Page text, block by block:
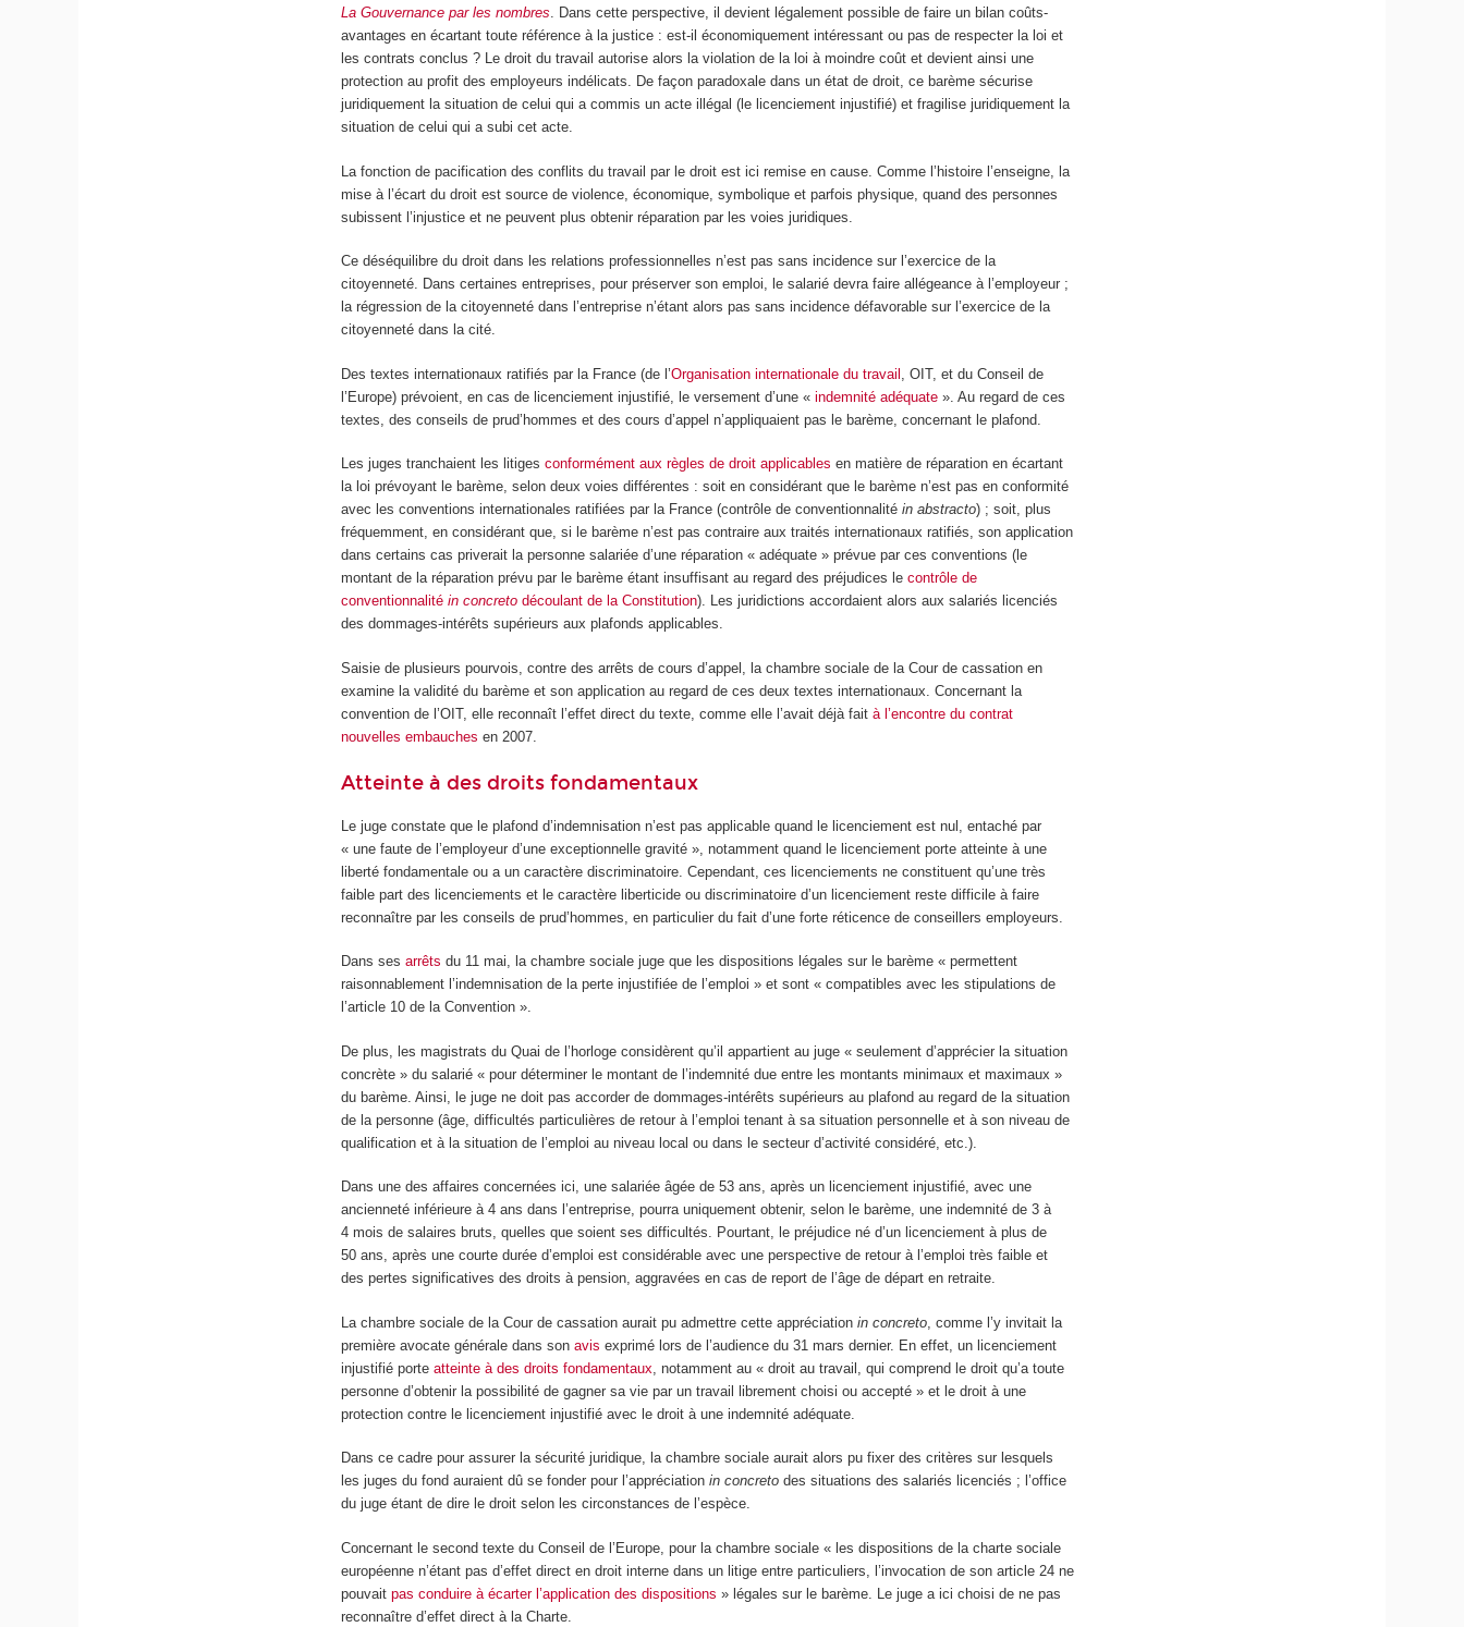
La Gouvernance par les nombres. Dans cette perspective, il devient légalement possible de faire un bilan coûts-
avantages en écartant toute référence à la justice : est-il économiquement intéressant ou pas de respecter la loi et
les contrats conclus ? Le droit du travail autorise alors la violation de la loi à moindre coût et devient ainsi une
protection au profit des employeurs indélicats. De façon paradoxale dans un état de droit, ce barème sécurise
juridiquement la situation de celui qui a commis un acte illégal (le licenciement injustifié) et fragilise juridiquement la
situation de celui qui a subi cet acte.
La fonction de pacification des conflits du travail par le droit est ici remise en cause. Comme l’histoire l’enseigne, la
mise à l’écart du droit est source de violence, économique, symbolique et parfois physique, quand des personnes
subissent l’injustice et ne peuvent plus obtenir réparation par les voies juridiques.
Ce déséquilibre du droit dans les relations professionnelles n’est pas sans incidence sur l’exercice de la
citoyenneté. Dans certaines entreprises, pour préserver son emploi, le salarié devra faire allégeance à l’employeur ;
la régression de la citoyenneté dans l’entreprise n’étant alors pas sans incidence défavorable sur l’exercice de la
citoyenneté dans la cité.
Des textes internationaux ratifiés par la France (de l’Organisation internationale du travail , OIT, et du Conseil de
l’Europe) prévoient, en cas de licenciement injustifié, le versement d’une «indemnité adéquate ». Au regard de ces
textes, des conseils de prud’hommes et des cours d’appel n’appliquaient pas le barème, concernant le plafond.
Les juges tranchaient les litigesconformément aux règles de droit applicables en matière de réparation en écartant
la loi prévoyant le barème, selon deux voies différentes : soit en considérant que le barème n’est pas en conformité
avec les conventions internationales ratifiées par la France (contrôle de conventionnalitéin abstracto) ; soit, plus
fréquemment, en considérant que, si le barème n’est pas contraire aux traités internationaux ratifiés, son application
dans certains cas priverait la personne salariée d’une réparation « adéquate » prévue par ces conventions (le
montant de la réparation prévu par le barème étant insuffisant au regard des préjudices lecontrôle de
conventionnalitéin concreto découlant de la Constitution). Les juridictions accordaient alors aux salariés licenciés
des dommages-intérêts supérieurs aux plafonds applicables.
Saisie de plusieurs pourvois, contre des arrêts de cours d’appel, la chambre sociale de la Cour de cassation en
examine la validité du barème et son application au regard de ces deux textes internationaux. Concernant la
convention de l’OIT, elle reconnaît l’effet direct du texte, comme elle l’avait déjà faità l’encontre du contrat
nouvelles embauches en 2007.
Atteinte à des droits fondamentaux
Le juge constate que le plafond d’indemnisation n’est pas applicable quand le licenciement est nul, entaché par
« une faute de l’employeur d’une exceptionnelle gravité », notamment quand le licenciement porte atteinte à une
liberté fondamentale ou a un caractère discriminatoire. Cependant, ces licenciements ne constituent qu’une très
faible part des licenciements et le caractère liberticide ou discriminatoire d’un licenciement reste difficile à faire
reconnaître par les conseils de prud’hommes, en particulier du fait d’une forte réticence de conseillers employeurs.
Dans sesarrêts du 11 mai, la chambre sociale juge que les dispositions légales sur le barème « permettent
raisonnablement l’indemnisation de la perte injustifiée de l’emploi » et sont « compatibles avec les stipulations de
l’article 10 de la Convention ».
De plus, les magistrats du Quai de l’horloge considèrent qu’il appartient au juge « seulement d’apprécier la situation
concrète » du salarié « pour déterminer le montant de l’indemnité due entre les montants minimaux et maximaux »
du barème. Ainsi, le juge ne doit pas accorder de dommages-intérêts supérieurs au plafond au regard de la situation
de la personne (âge, difficultés particulières de retour à l’emploi tenant à sa situation personnelle et à son niveau de
qualification et à la situation de l’emploi au niveau local ou dans le secteur d’activité considéré, etc.).
Dans une des affaires concernées ici, une salariée âgée de 53 ans, après un licenciement injustifié, avec une
ancienneté inférieure à 4 ans dans l’entreprise, pourra uniquement obtenir, selon le barème, une indemnité de 3 à
4 mois de salaires bruts, quelles que soient ses difficultés. Pourtant, le préjudice né d’un licenciement à plus de
50 ans, après une courte durée d’emploi est considérable avec une perspective de retour à l’emploi très faible et
des pertes significatives des droits à pension, aggravées en cas de report de l’âge de départ en retraite.
La chambre sociale de la Cour de cassation aurait pu admettre cette appréciationin concreto , comme l’y invitait la
première avocate générale dans sonavis exprimé lors de l’audience du 31 mars dernier. En effet, un licenciement
injustifié porteatteinte à des droits fondamentaux , notamment au « droit au travail, qui comprend le droit qu’a toute
personne d’obtenir la possibilité de gagner sa vie par un travail librement choisi ou accepté » et le droit à une
protection contre le licenciement injustifié avec le droit à une indemnité adéquate.
Dans ce cadre pour assurer la sécurité juridique, la chambre sociale aurait alors pu fixer des critères sur lesquels
les juges du fond auraient dû se fonder pour l’appréciationin concreto des situations des salariés licenciés ; l’office
du juge étant de dire le droit selon les circonstances de l’espèce.
Concernant le second texte du Conseil de l’Europe, pour la chambre sociale « les dispositions de la charte sociale
européenne n’étant pas d’effet direct en droit interne dans un litige entre particuliers, l’invocation de son article 24 ne
pouvaitpas conduire à écarter l’application des dispositions » légales sur le barème. Le juge a ici choisi de ne pas
reconnaître d’effet direct à la Charte.